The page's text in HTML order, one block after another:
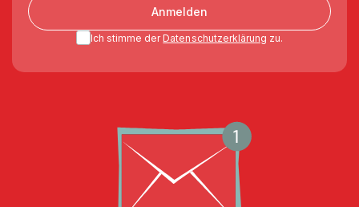
Anmelden
Ich stimme der Datenschutzerklärung zu.